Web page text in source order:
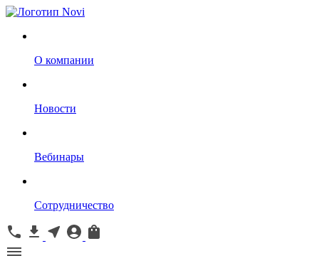
О компании
Новости
Вебинары
Сотрудничество